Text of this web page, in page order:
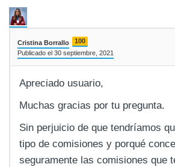
Cristina Borrallo
100
Publicado el 30 septiembre, 2021
Apreciado usuario,
Muchas gracias por tu pregunta.
Sin perjuicio de que tendríamos
tipo de comisiones y porqué
seguramente las comisiones que